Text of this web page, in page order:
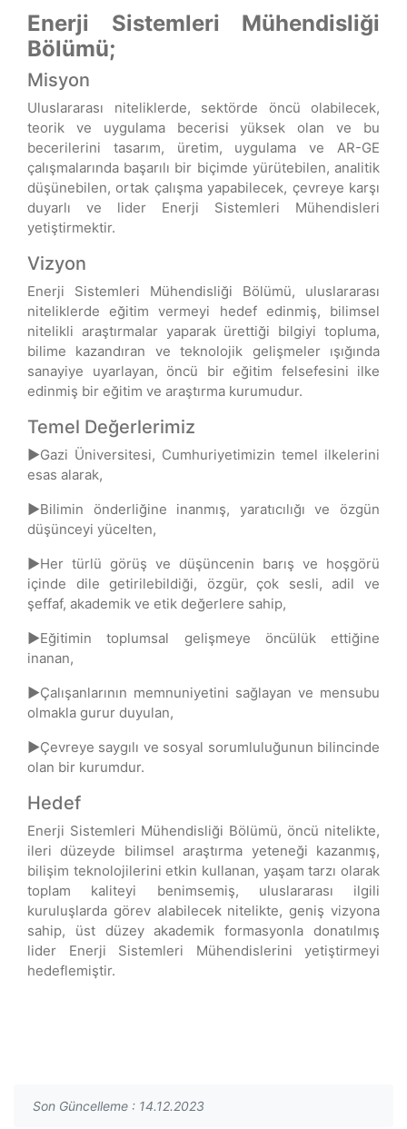
Enerji Sistemleri Mühendisliği
Bölümü;
Misyon
Uluslararası niteliklerde, sektörde öncü olabilecek,
teorik ve uygulama becerisi yüksek olan ve bu
becerilerini tasarım, üretim, uygulama ve AR-GE
çalışmalarında başarılı bir biçimde yürütebilen, analitik
düşünebilen, ortak çalışma yapabilecek, çevreye karşı
duyarlı ve lider Enerji Sistemleri Mühendisleri
yetiştirmektir.
Vizyon
Enerji Sistemleri Mühendisliği Bölümü, uluslararası
niteliklerde eğitim vermeyi hedef edinmiş, bilimsel
nitelikli araştırmalar yaparak ürettiği bilgiyi topluma,
bilime kazandıran ve teknolojik gelişmeler ışığında
sanayiye uyarlayan, öncü bir eğitim felsefesini ilke
edinmiş bir eğitim ve araştırma kurumudur.
Temel Değerlerimiz
►Gazi Üniversitesi, Cumhuriyetimizin temel ilkelerini
esas alarak,
►Bilimin önderliğine inanmış, yaratıcılığı ve özgün
düşünceyi yücelten,
►Her türlü görüş ve düşüncenin barış ve hoşgörü
içinde dile getirilebildiği, özgür, çok sesli, adil ve
şeffaf, akademik ve etik değerlere sahip,
►Eğitimin toplumsal gelişmeye öncülük ettiğine
inanan,
►Çalışanlarının memnuniyetini sağlayan ve mensubu
olmakla gurur duyulan,
►Çevreye saygılı ve sosyal sorumluluğunun bilincinde
olan bir kurumdur.
Hedef
Enerji Sistemleri Mühendisliği Bölümü, öncü nitelikte,
ileri düzeyde bilimsel araştırma yeteneği kazanmış,
bilişim teknolojilerini etkin kullanan, yaşam tarzı olarak
toplam kaliteyi benimsemiş, uluslararası ilgili
kuruluşlarda görev alabilecek nitelikte, geniş vizyona
sahip, üst düzey akademik formasyonla donatılmış
lider Enerji Sistemleri Mühendislerini yetiştirmeyi
hedeflemiştir.
Son Güncelleme : 14.12.2023